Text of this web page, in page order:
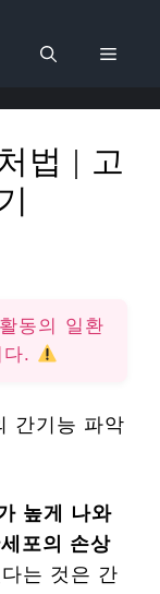
메
법 | 고
동의 일환
.
간기능 파악
높게 나와
포의 손상
는 것은 간